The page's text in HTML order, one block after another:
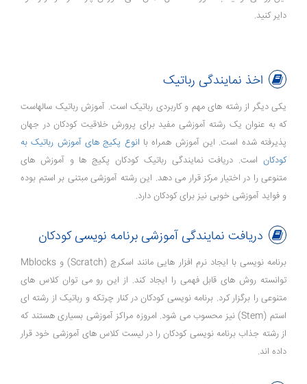
دایر کنید.
اخذ نمایندگی رباتیک
یکی دیگر از رشته های مهم و کاربردی رباتیک است. آموزش رباتیک سالهاست
که به عنوان یک رشته آموزشی مفید برای پرورش خلاقیت کودکان در جهان
پذیرفته شده است. این آموزش همراه با انوع پکیج های آموزش رباتیک به
کودکان است. دریافت نمایندگی رباتیک کودکان پکیج ها و آموزش های
متنوعی را در اختیار مرکز قرار می دهد. این رشته آموزشی مبتنی بر استم بوده
و فواید آموزشی خوبی نیز برای کودکان دارد.
دریافت نمایندگی آموزشی برنامه نویسی کودکان
برنامه نویسی با ایجاد نرم افزار هایی مانند اسکرچ (Scratch) و Mblocks
توانسته روش های قابل فهمی را ایجاد کند. از این رو می توان کلاس های
متنوعی را برگزار کرد. برنامه نویسی کودکان در کنار چرتکه و رباتیک از رشته ای
استم (Stem) نیز محسوب می شود. امروزه مراکز آموزشی بسیاری هستند که
از رشته جذاب برنامه نویسی کودکان را در لیست کلاس های آموزشی خود قرار
داده اند.